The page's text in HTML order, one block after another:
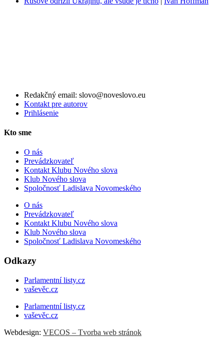
Redakčný email: slovo@noveslovo.eu
Kontakt pre autorov
Prihlásenie
Kto sme
O nás
Prevádzkovateľ
Kontakt Klubu Nového slova
Klub Nového slova
Spoločnosť Ladislava Novomeského
O nás
Prevádzkovateľ
Kontakt Klubu Nového slova
Klub Nového slova
Spoločnosť Ladislava Novomeského
Odkazy
Parlamentní listy.cz
vaševěc.cz
Parlamentní listy.cz
vaševěc.cz
Webdesign: VECOS – Tvorba web stránok